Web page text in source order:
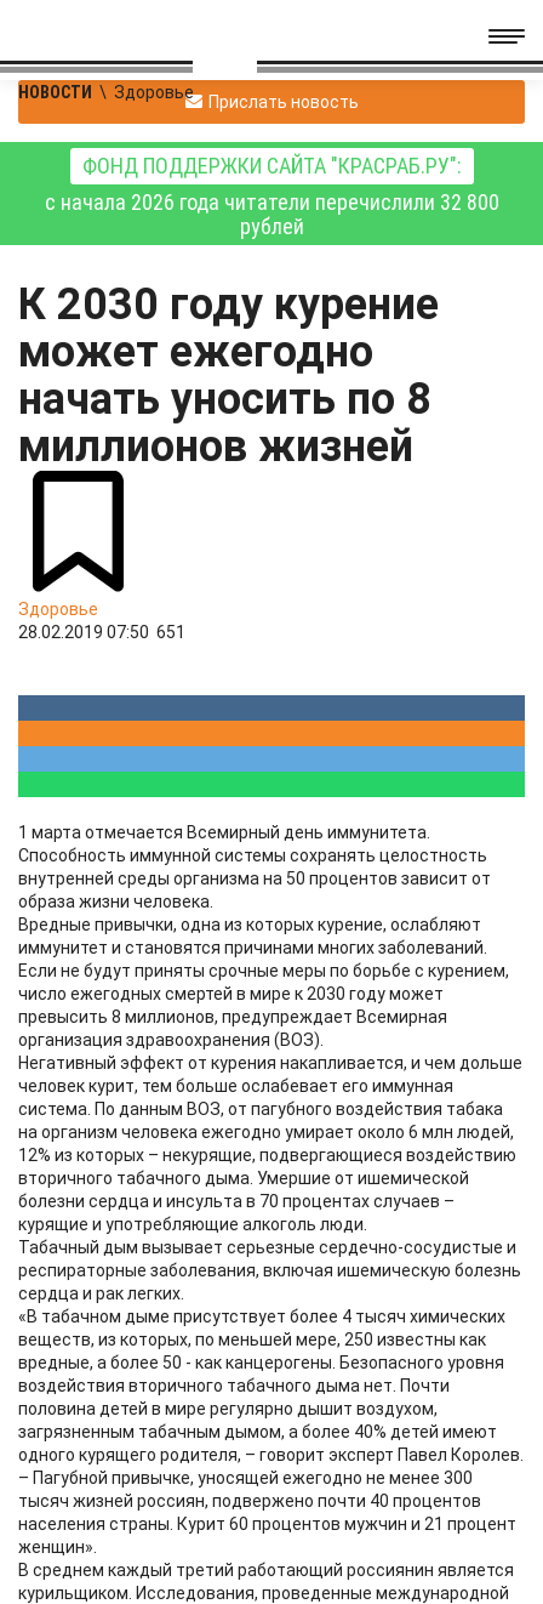
НОВОСТИ \ Здоровье Прислать новость
ФОНД ПОДДЕРЖКИ САЙТА "КРАСРАБ.РУ":
с начала 2026 года читатели перечислили 32 800
рублей
К 2030 году курение
может ежегодно
начать уносить по 8
миллионов жизней
Здоровье
28.02.2019 07:50 651
1 марта отмечается Всемирный день иммунитета.
Способность иммунной системы сохранять целостность
внутренней среды организма на 50 процентов зависит от
образа жизни человека.
Вредные привычки, одна из которых курение, ослабляют
иммунитет и становятся причинами многих заболеваний.
Если не будут приняты срочные меры по борьбе с курением,
число ежегодных смертей в мире к 2030 году может
превысить 8 миллионов, предупреждает Всемирная
организация здравоохранения (ВОЗ).
Негативный эффект от курения накапливается, и чем дольше
человек курит, тем больше ослабевает его иммунная
система. По данным ВОЗ, от пагубного воздействия табака
на организм человека ежегодно умирает около 6 млн людей,
12% из которых – некурящие, подвергающиеся воздействию
вторичного табачного дыма. Умершие от ишемической
болезни сердца и инсульта в 70 процентах случаев –
курящие и употребляющие алкоголь люди.
Табачный дым вызывает серьезные сердечно-сосудистые и
респираторные заболевания, включая ишемическую болезнь
сердца и рак легких.
«В табачном дыме присутствует более 4 тысяч химических
веществ, из которых, по меньшей мере, 250 известны как
вредные, а более 50 - как канцерогены. Безопасного уровня
воздействия вторичного табачного дыма нет. Почти
половина детей в мире регулярно дышит воздухом,
загрязненным табачным дымом, а более 40% детей имеют
одного курящего родителя, – говорит эксперт Павел Королев.
– Пагубной привычке, уносящей ежегодно не менее 300
тысяч жизней россиян, подвержено почти 40 процентов
населения страны. Курит 60 процентов мужчин и 21 процент
женщин».
В среднем каждый третий работающий россиянин является
курильщиком. Исследования, проведенные международной